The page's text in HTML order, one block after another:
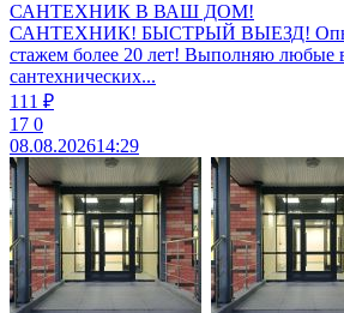
САНТЕХНИК В ВАШ ДОМ!
САНТЕХНИК! БЫСТРЫЙ ВЫЕЗД!
стажем более 20 лет! Выполняю любые
сантехнических...
111 ₽
17 0
08.08.202614:29